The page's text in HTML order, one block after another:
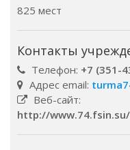
825 мест
Контакты
Телефон: +7 (351-
Адрес email:
Веб-сайт:
http://